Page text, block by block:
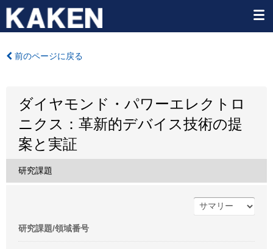
前のページに戻る
ダイヤモンド・パワーエレクトロ
ニクス：革新的デバイス技術の提
案と実証
研究課題
研究課題/領域番号